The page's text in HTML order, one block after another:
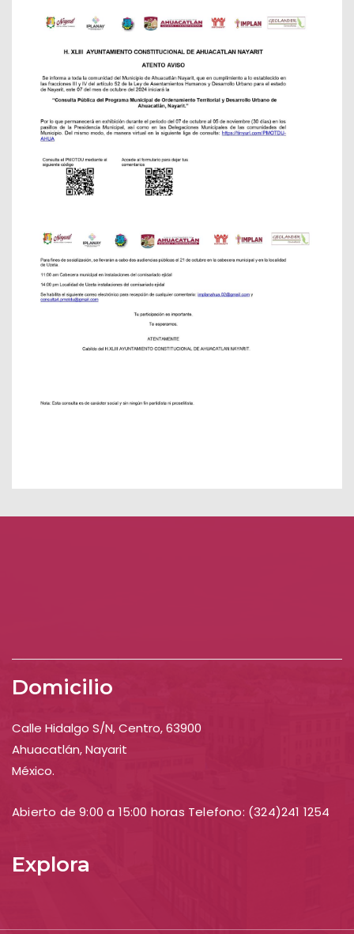
Domicilio
Calle Hidalgo S/N, Centro, 63900
Ahuacatlán, Nayarit
México.
Abierto de 9:00 a 15:00 horas Telefono: (324)241 1254
Explora